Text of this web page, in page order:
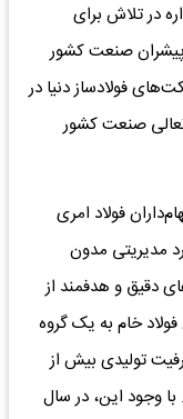
در تلاش برای
پیشران صنعت کشور
شرکت‌های فولادساز دنیا در
در تعالی صنعت کشور
فولاد امری
مدیریتی مدون
دقیق و هدفمند از
2.4 میلیون تن فولاد خام به یک گروه
تولیدی بیش از
با وجود این، در سال